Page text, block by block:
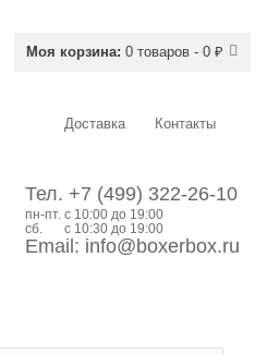
Моя корзина: 0 товаров - 0 ₽
Доставка Контакты
Тел. +7 (499) 322-26-10
пн-пт. c 10:00 до 19:00
сб.
с 10:30 до 19:00
Email: info@boxerbox.ru